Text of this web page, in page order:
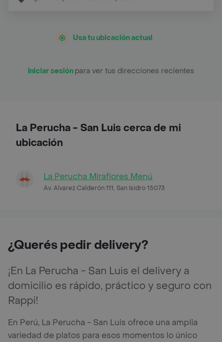
Usa tu ubicación actual
Iniciar sesión para ver tus direcciones recientes
La Perucha - San Luis cerca de mi
ubicación
La Perucha Miraflores Menú
Av. Alvarez Calderón 111, San Isidro 15073
¿Querés pedir delivery?
¡En La Perucha - San Luis el delivery a
domicilio es rápido, práctico y seguro con
Rappi!
En Perú, La Perucha - San Luis ofrece una amplia
variedad de platos para esos momentos lo único